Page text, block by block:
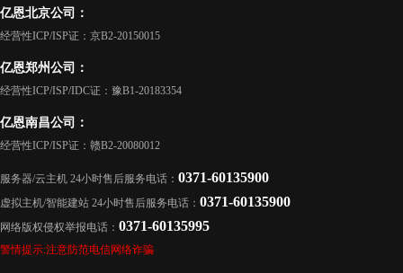
亿恩北京公司：
经营性ICP/ISP证：京B2-20150015
亿恩郑州公司：
经营性ICP/ISP/IDC证：豫B1-20183354
亿恩南昌公司：
经营性ICP/ISP证：赣B2-20080012
服务器/云主机 24小时售后服务电话： 0371-60135900
虚拟主机/智能建站 24小时售后服务电话： 0371-60135900
网络版权侵权举报电话： 0371-60135995
警情提示:注意防范电信网络诈骗